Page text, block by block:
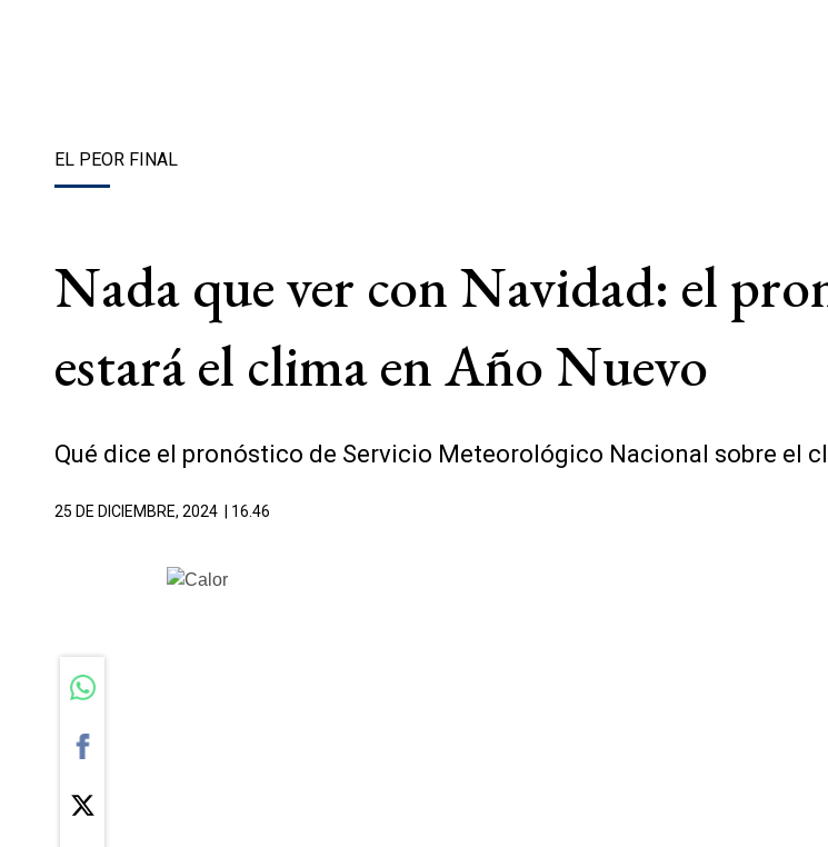
EL PEOR FINAL
Nada que ver con Navidad: el
estará el clima en Año Nuevo
Qué dice el pronóstico de Servicio Meteorológico Nacional sobre el
25 DE DICIEMBRE, 2024 | 16.46